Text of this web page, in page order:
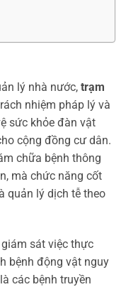
lý nhà nước, trạm
nhiệm pháp lý và
sức khỏe đàn vật
cộng đồng cư dân.
chữa bệnh thông
mà chức năng cốt
quản lý dịch tễ theo
sát việc thực
bệnh động vật nguy
các bệnh truyền